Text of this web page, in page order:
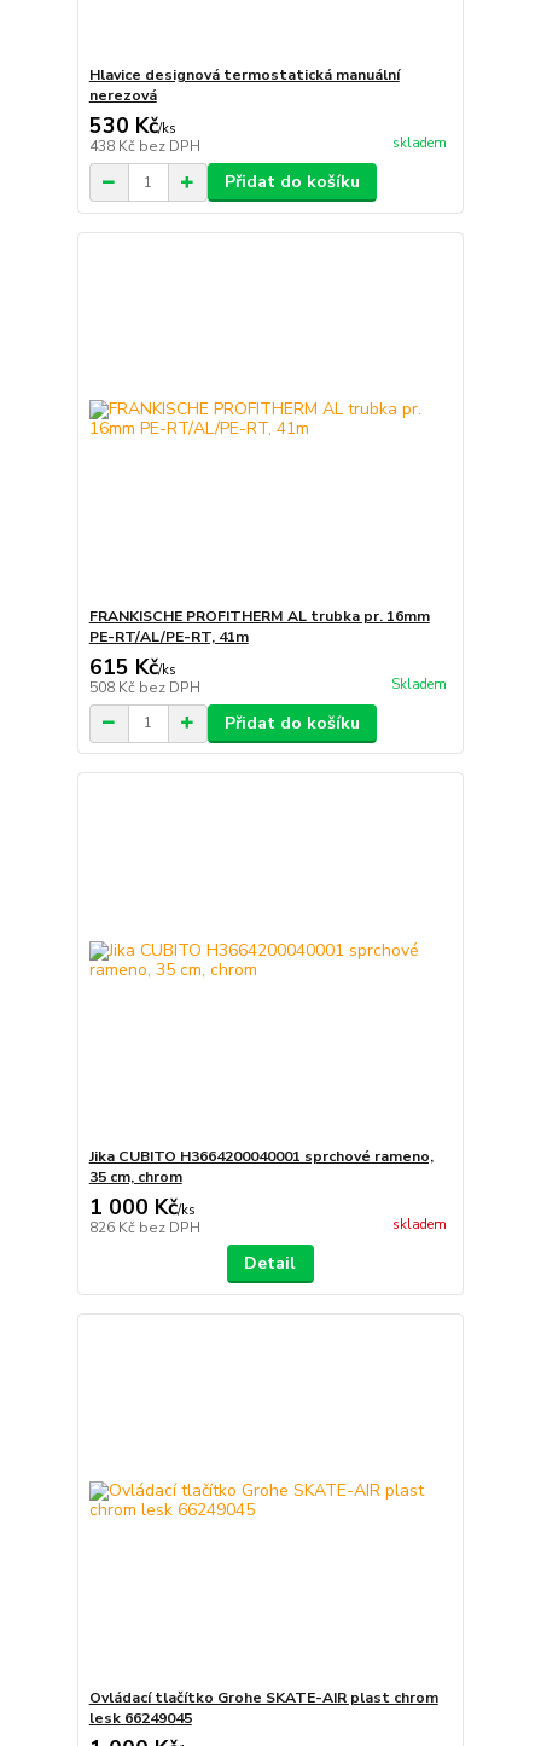
Hlavice designová termostatická manuální
nerezová
530 Kč/ks
438 Kč bez DPH skladem
Přidat do košíku
FRANKISCHE PROFITHERM AL trubka pr. 16mm
PE-RT/AL/PE-RT, 41m
615 Kč/ks
508 Kč bez DPH Skladem
Přidat do košíku
Jika CUBITO H3664200040001 sprchové rameno,
35 cm, chrom
1 000 Kč/ks
826 Kč bez DPH skladem
Detail
Ovládací tlačítko Grohe SKATE-AIR plast chrom
lesk 66249045